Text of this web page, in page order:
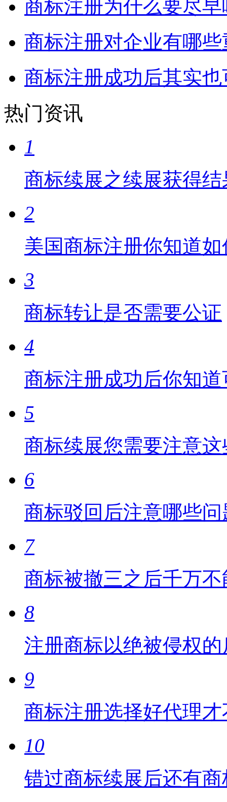
商标注册为什么要尽早
商标注册对企业有哪
商标注册成功后其实
热门资讯
1
商标续展之续展获得
2
美国商标注册你知道
3
商标转让是否需要公证
4
商标注册成功后你知
5
商标续展您需要注意
6
商标驳回后注意哪些
7
商标被撤三之后千万
8
注册商标以绝被侵权的
9
商标注册选择好代理
10
错过商标续展后还有